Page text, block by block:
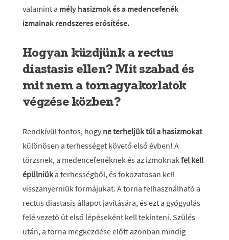
valamint a mély hasizmok és a medencefenék
izmainak rendszeres erősítése.
Hogyan küzdjünk a rectus
diastasis ellen? Mit szabad és
mit nem a tornagyakorlatok
végzése közben?
Rendkívül fontos, hogy ne terheljük túl a hasizmokat-
különösen a terhességet követő első évben! A
törzsnek, a medencefenéknek és az izmoknakfel kell
épülniüka terhességből, és fokozatosan kell
visszanyerniük formájukat. A torna felhasználható a
rectus diastasis állapot javítására, és ezt a gyógyulás
felé vezető út első lépéseként kell tekinteni. Szülés
után, a torna megkezdése előtt azonban mindig